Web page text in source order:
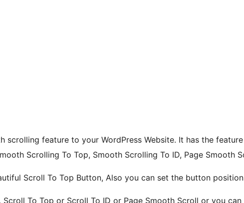
feature to your WordPress Website. It has the
Scrolling To Top, Smooth Scrolling To ID, Page Smooth
Scroll To Top Button, Also you can set the button
To Top or Scroll To ID or Page Smooth Scroll or you can